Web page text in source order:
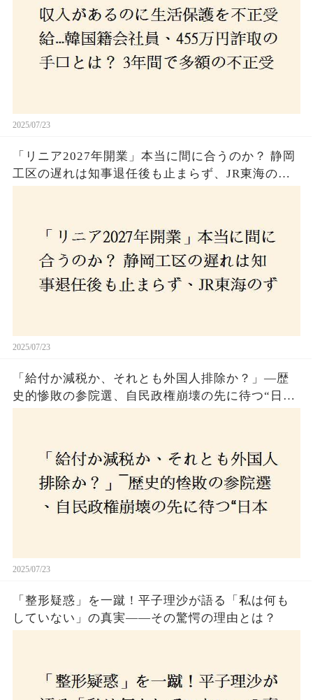
2025/07/23
「リニア2027年開業」本当に間に合うのか？ 静岡
工区の遅れは知事退任後も止まらず、JR東海のず
2025/07/23
「給付か減税か、それとも外国人排除か？」―歴
史的惨敗の参院選、自民政権崩壊の先に待つ“日本
2025/07/23
「整形疑惑」を一蹴！平子理沙が語る「私は何も
していない」の真実——その驚愕の理由とは？